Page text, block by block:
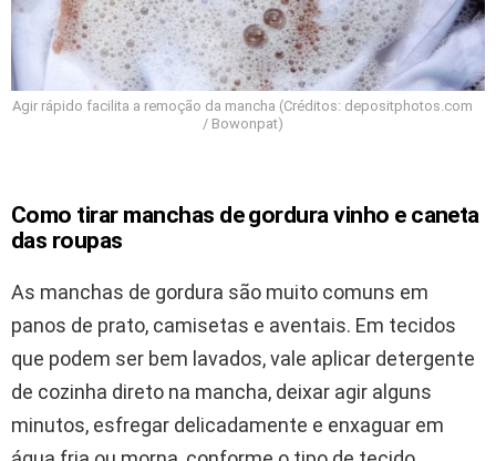
Agir rápido facilita a remoção da mancha (Créditos: depositphotos.com
/ Bowonpat)
Como tirar manchas de gordura vinho e caneta
das roupas
As manchas de gordura são muito comuns em
panos de prato, camisetas e aventais. Em tecidos
que podem ser bem lavados, vale aplicar detergente
de cozinha direto na mancha, deixar agir alguns
minutos, esfregar delicadamente e enxaguar em